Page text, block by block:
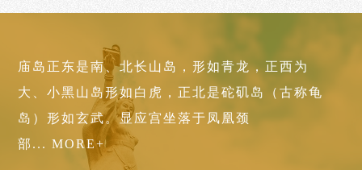
1963年国家名誉主席宋庆龄参观显应宫
庙岛正东是南、北长山岛，形如青龙，正西为
大、小黑山岛形如白虎，正北是砣矶岛（古称龟
岛）形如玄武。显应宫坐落于凤凰颈
部... MORE+